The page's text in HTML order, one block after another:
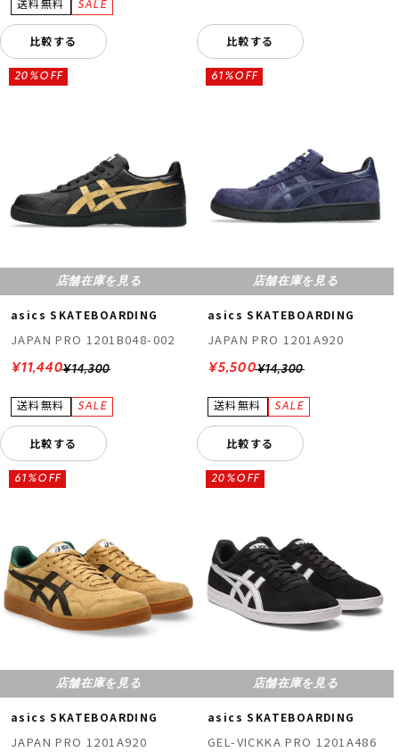
比較する 比較する
店舗在庫を見る
asics SKATEBOARDING
JAPAN PRO 1201B048-002
¥14,300
20%OFF
¥11,440
比較する
店舗在庫を見る
asics SKATEBOARDING
JAPAN PRO 1201A920
¥14,300
61%OFF
¥5,500
比較する
店舗在庫を見る
asics SKATEBOARDING
JAPAN PRO 1201A920
61%OFF
店舗在庫を見る
asics SKATEBOARDING
GEL-VICKKA PRO 1201A486
20%OFF